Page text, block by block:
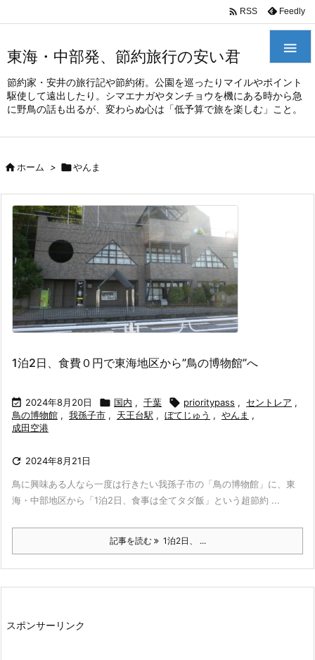
東海・中部発、節約旅行の安い君
節約家・安井の旅行記や節約術。公園を巡ったりマイルやポイント
駆使して遠出したり。シマエナガやタンチョウを機にある時から急
に野鳥の話も出るが、変わらぬ心は「低予算で旅を楽しむ」こと。

 RSS Feedly
ホーム > やんま
1泊2日、食費０円で東海地区から”鳥の博物館”へ
 2024年8月20日  国内 , 千葉  prioritypass , セントレア ,
鳥の博物館 , 我孫子市 , 天王台駅 , ぼてじゅう , やんま ,
成田空港
 2024年8月21日
鳥に興味ある人なら一度は行きたい我孫子市の「鳥の博物館」に、東
海・中部地区から「1泊2日、食事は全てタダ飯」という超節約 ...
記事を読む 1泊2日、 ...
スポンサーリンク